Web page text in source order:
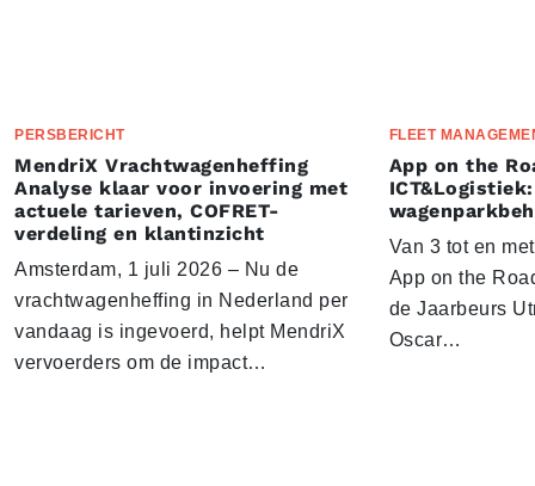
PERSBERICHT
MendriX Vrachtwagenheffing
Analyse klaar voor invoering met
actuele tarieven, COFRET-
verdeling en klantinzicht
Amsterdam, 1 juli 2026 – Nu de
vrachtwagenheffing in Nederland per
vandaag is ingevoerd, helpt MendriX
vervoerders om de impact…
FLEET
App on the
Van 3 tot en
App on the
de Jaarbeurs
Oscar…